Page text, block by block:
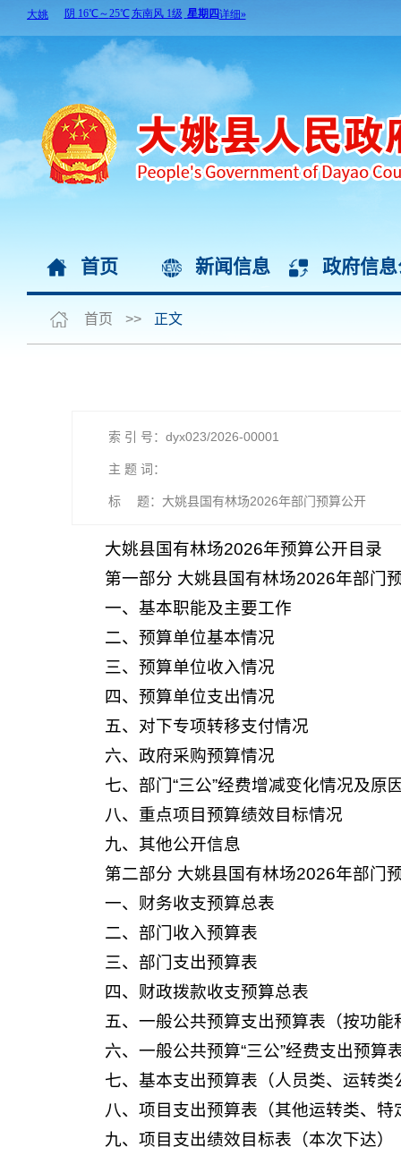
首页 新闻信息 政府信
首页 >> 正文
索 引 号：dyx023/2026-00001
主 题 词：
标 题：大姚县国有林场2026年部门预算公开
大姚县国有林场2026年预算公开目录
第一部分 大姚县国有林场2026年部门
一、基本职能及主要工作
二、预算单位基本情况
三、预算单位收入情况
四、预算单位支出情况
五、对下专项转移支付情况
六、政府采购预算情况
七、部门“三公”经费增减变化情况及原
八、重点项目预算绩效目标情况
九、其他公开信息
第二部分 大姚县国有林场2026年部门
一、财务收支预算总表
二、部门收入预算表
三、部门支出预算表
四、财政拨款收支预算总表
五、一般公共预算支出预算表（按功能
六、一般公共预算“三公”经费支出预算
七、基本支出预算表（人员类、运转类
八、项目支出预算表（其他运转类、特
九、项目支出绩效目标表（本次下达）